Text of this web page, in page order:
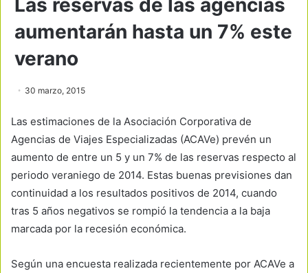
Las reservas de las agencias
aumentarán hasta un 7% este
verano
30 marzo, 2015
Las estimaciones de la Asociación Corporativa de
Agencias de Viajes Especializadas (ACAVe) prevén un
aumento de entre un 5 y un 7% de las reservas respecto al
periodo veraniego de 2014. Estas buenas previsiones dan
continuidad a los resultados positivos de 2014, cuando
tras 5 años negativos se rompió la tendencia a la baja
marcada por la recesión económica.
Según una encuesta realizada recientemente por ACAVe a